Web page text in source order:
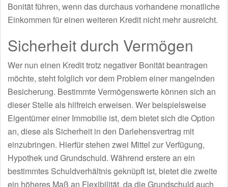
Bonität führen, wenn das durchaus vorhandene monatliche
Einkommen für einen weiteren Kredit nicht mehr ausreicht.
Sicherheit durch Vermögen
Wer nun einen Kredit trotz negativer Bonität beantragen
möchte, steht folglich vor dem Problem einer mangelnden
Besicherung. Bestimmte Vermögenswerte können sich an
dieser Stelle als hilfreich erweisen. Wer beispielsweise
Eigentümer einer Immobilie ist, dem bietet sich die Option
an, diese als Sicherheit in den Darlehensvertrag mit
einzubringen. Hierfür stehen zwei Mittel zur Verfügung,
Hypothek und Grundschuld. Während erstere an ein
bestimmtes Schuldverhältnis geknüpft ist, bietet die zweite
ein höheres Maß an Flexibilität, da die Grundschuld auch